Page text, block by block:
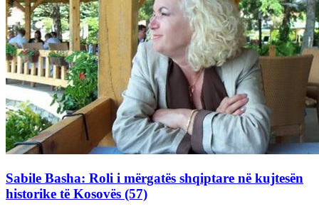
Sabile Basha: Roli i mërgatës shqiptare në kujtesën
historike të Kosovës (57)